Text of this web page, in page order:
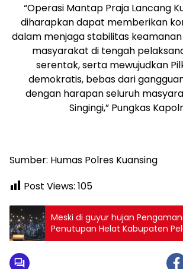
“Operasi Mantap Praja Lancang
diharapkan dapat memberikan
dalam menjaga stabilitas
masyarakat di tengah
serentak, serta mewujudkan
demokratis, bebas dari
dengan harapan seluruh
Singingi,” Pungkas
Sumber: Humas Polres Kuansing
Post Views: 105
Meski di guyur hujan
Penutupan Helat Kabupaten
25 Tahun 2024 berjalan aman.